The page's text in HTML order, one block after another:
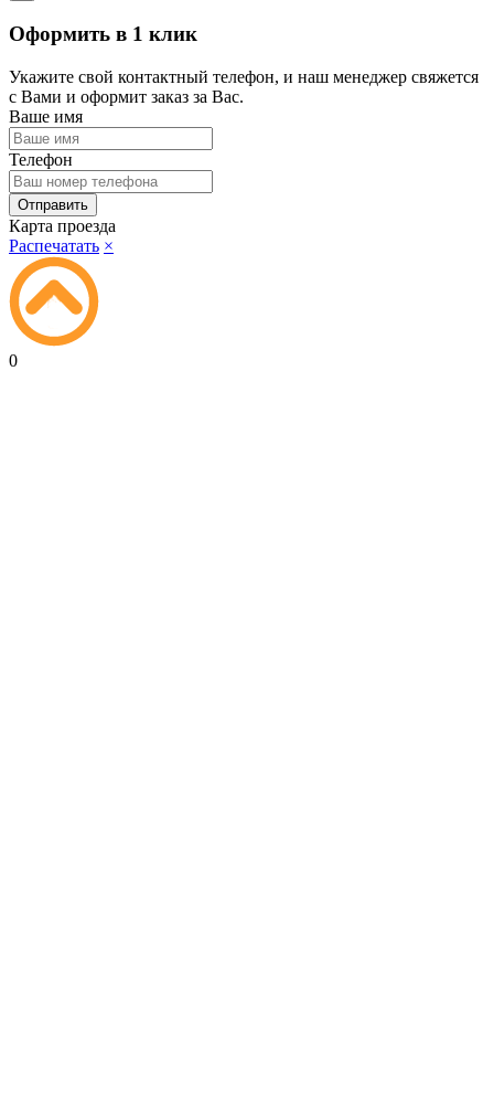
Оформить в 1 клик
Укажите свой контактный телефон, и наш менеджер свяжется
с Вами и оформит заказ за Вас.
Ваше имя
Телефон
Карта проезда
Распечатать ×
0